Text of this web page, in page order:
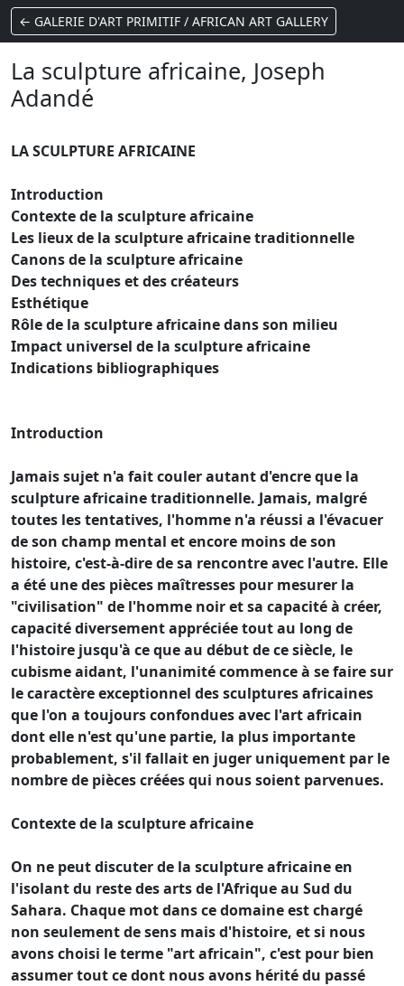
← GALERIE D'ART PRIMITIF / AFRICAN ART GALLERY
La sculpture africaine, Joseph
Adandé
LA SCULPTURE AFRICAINE
Introduction
Contexte de la sculpture africaine
Les lieux de la sculpture africaine traditionnelle
Canons de la sculpture africaine
Des techniques et des créateurs
Esthétique
Rôle de la sculpture africaine dans son milieu
Impact universel de la sculpture africaine
Indications bibliographiques
Introduction
Jamais sujet n'a fait couler autant d'encre que la
sculpture africaine traditionnelle. Jamais, malgré
toutes les tentatives, l'homme n'a réussi a l'évacuer
de son champ mental et encore moins de son
histoire, c'est-à-dire de sa rencontre avec l'autre. Elle
a été une des pièces maîtresses pour mesurer la
"civilisation" de l'homme noir et sa capacité à créer,
capacité diversement appréciée tout au long de
l'histoire jusqu'à ce que au début de ce siècle, le
cubisme aidant, l'unanimité commence à se faire sur
le caractère exceptionnel des sculptures africaines
que l'on a toujours confondues avec l'art africain
dont elle n'est qu'une partie, la plus importante
probablement, s'il fallait en juger uniquement par le
nombre de pièces créées qui nous soient parvenues.
Contexte de la sculpture africaine
On ne peut discuter de la sculpture africaine en
l'isolant du reste des arts de l'Afrique au Sud du
Sahara. Chaque mot dans ce domaine est chargé
non seulement de sens mais d'histoire, et si nous
avons choisi le terme "art africain", c'est pour bien
assumer tout ce dont nous avons hérité du passé